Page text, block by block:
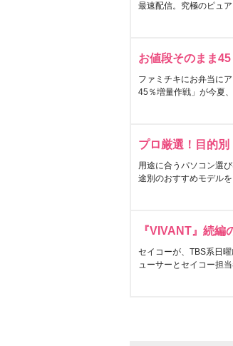
最速配信。究極のピュア
お値段そのまま
ファミチキにお弁当に
45％増量作戦」が今夏
プロ厳選！目的
用途に合うパソコン選
途別のおすすめモデルを
『VIVANT』続
セイコーが、TBS系日
ューサーとセイコー担